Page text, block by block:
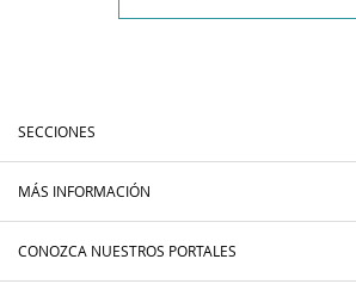
SECCIONES
MÁS INFORMACIÓN
CONOZCA NUESTROS PORTALES